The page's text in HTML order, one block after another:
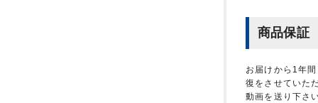
商品保証
お届けから1年
復をさせていた
動画を送り下さ